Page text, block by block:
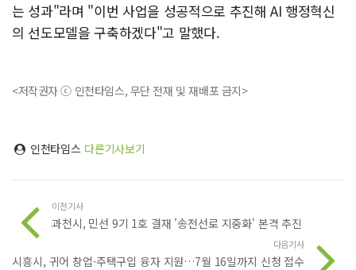
는 성과"라며 "이번 사업을 성공적으로 추진해 AI 행정혁신
의 선도모델을 구축하겠다"고 말했다.
<저작권자 ⓒ 인천타임스, 무단 전재 및 재배포 금지>
인천타임스 다른기사보기
이전기사
과천시, 민선 9기 1호 결재 '송전선로 지중화' 본격 추진
다음기사
시흥시, 귀어 창업·주택구입 융자 지원…7월 16일까지 신청 접수